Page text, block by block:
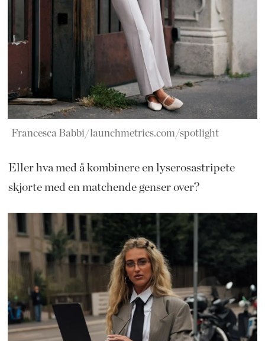
Francesca Babbi/launchmetrics.com/spotlight
Eller hva med å kombinere en lyserosastripete
skjorte med en matchende genser over?